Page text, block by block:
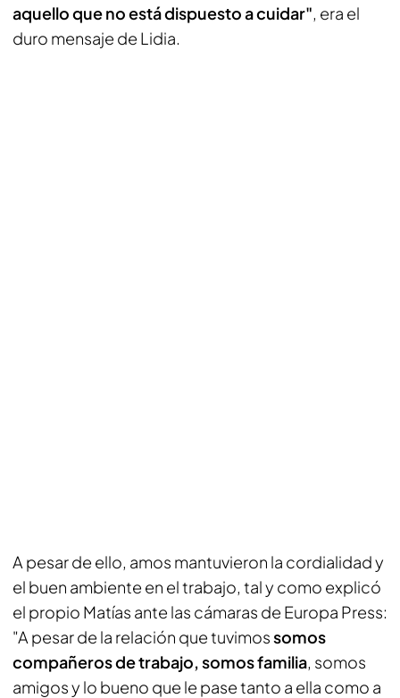
aquello que no está dispuesto a cuidar", era el
duro mensaje de Lidia.
A pesar de ello, amos mantuvieron la cordialidad y
el buen ambiente en el trabajo, tal y como explicó
el propio Matías ante las cámaras de Europa Press:
"A pesar de la relación que tuvimossomos
compañeros de trabajo, somos familia, somos
amigos y lo bueno que le pase tanto a ella como a